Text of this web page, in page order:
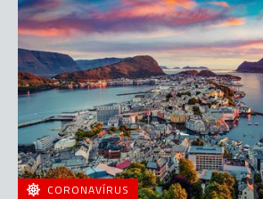
CORONAVÍRUS